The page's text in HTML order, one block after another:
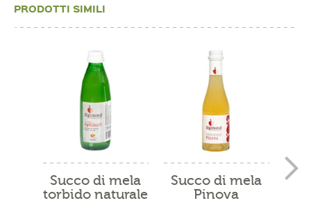
PRODOTTI SIMILI
Succo di mela
torbido naturale
Succo di mela
Pinova